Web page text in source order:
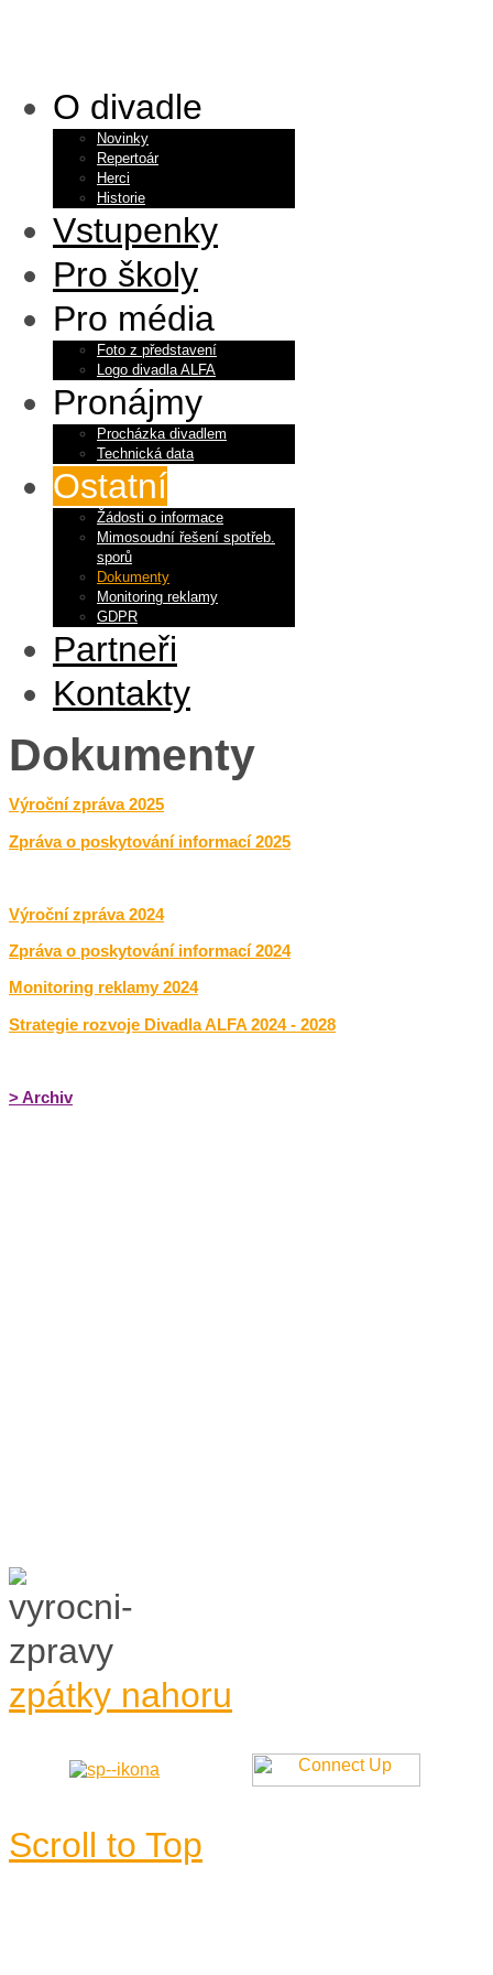
O divadle
Novinky
Repertoár
Herci
Historie
Vstupenky
Pro školy
Pro média
Foto z představení
Logo divadla ALFA
Pronájmy
Procházka divadlem
Technická data
Ostatní
Žádosti o informace
Mimosoudní řešení spotřeb.
sporů
Dokumenty
Monitoring reklamy
GDPR
Partneři
Kontakty
Dokumenty
Výroční zpráva 2025
Zpráva o poskytování informací 2025
Výroční zpráva 2024
Zpráva o poskytování informací 2024
Monitoring reklamy 2024
Strategie rozvoje Divadla ALFA 2024 - 2028
> Archiv
zpátky nahoru
Scroll to Top